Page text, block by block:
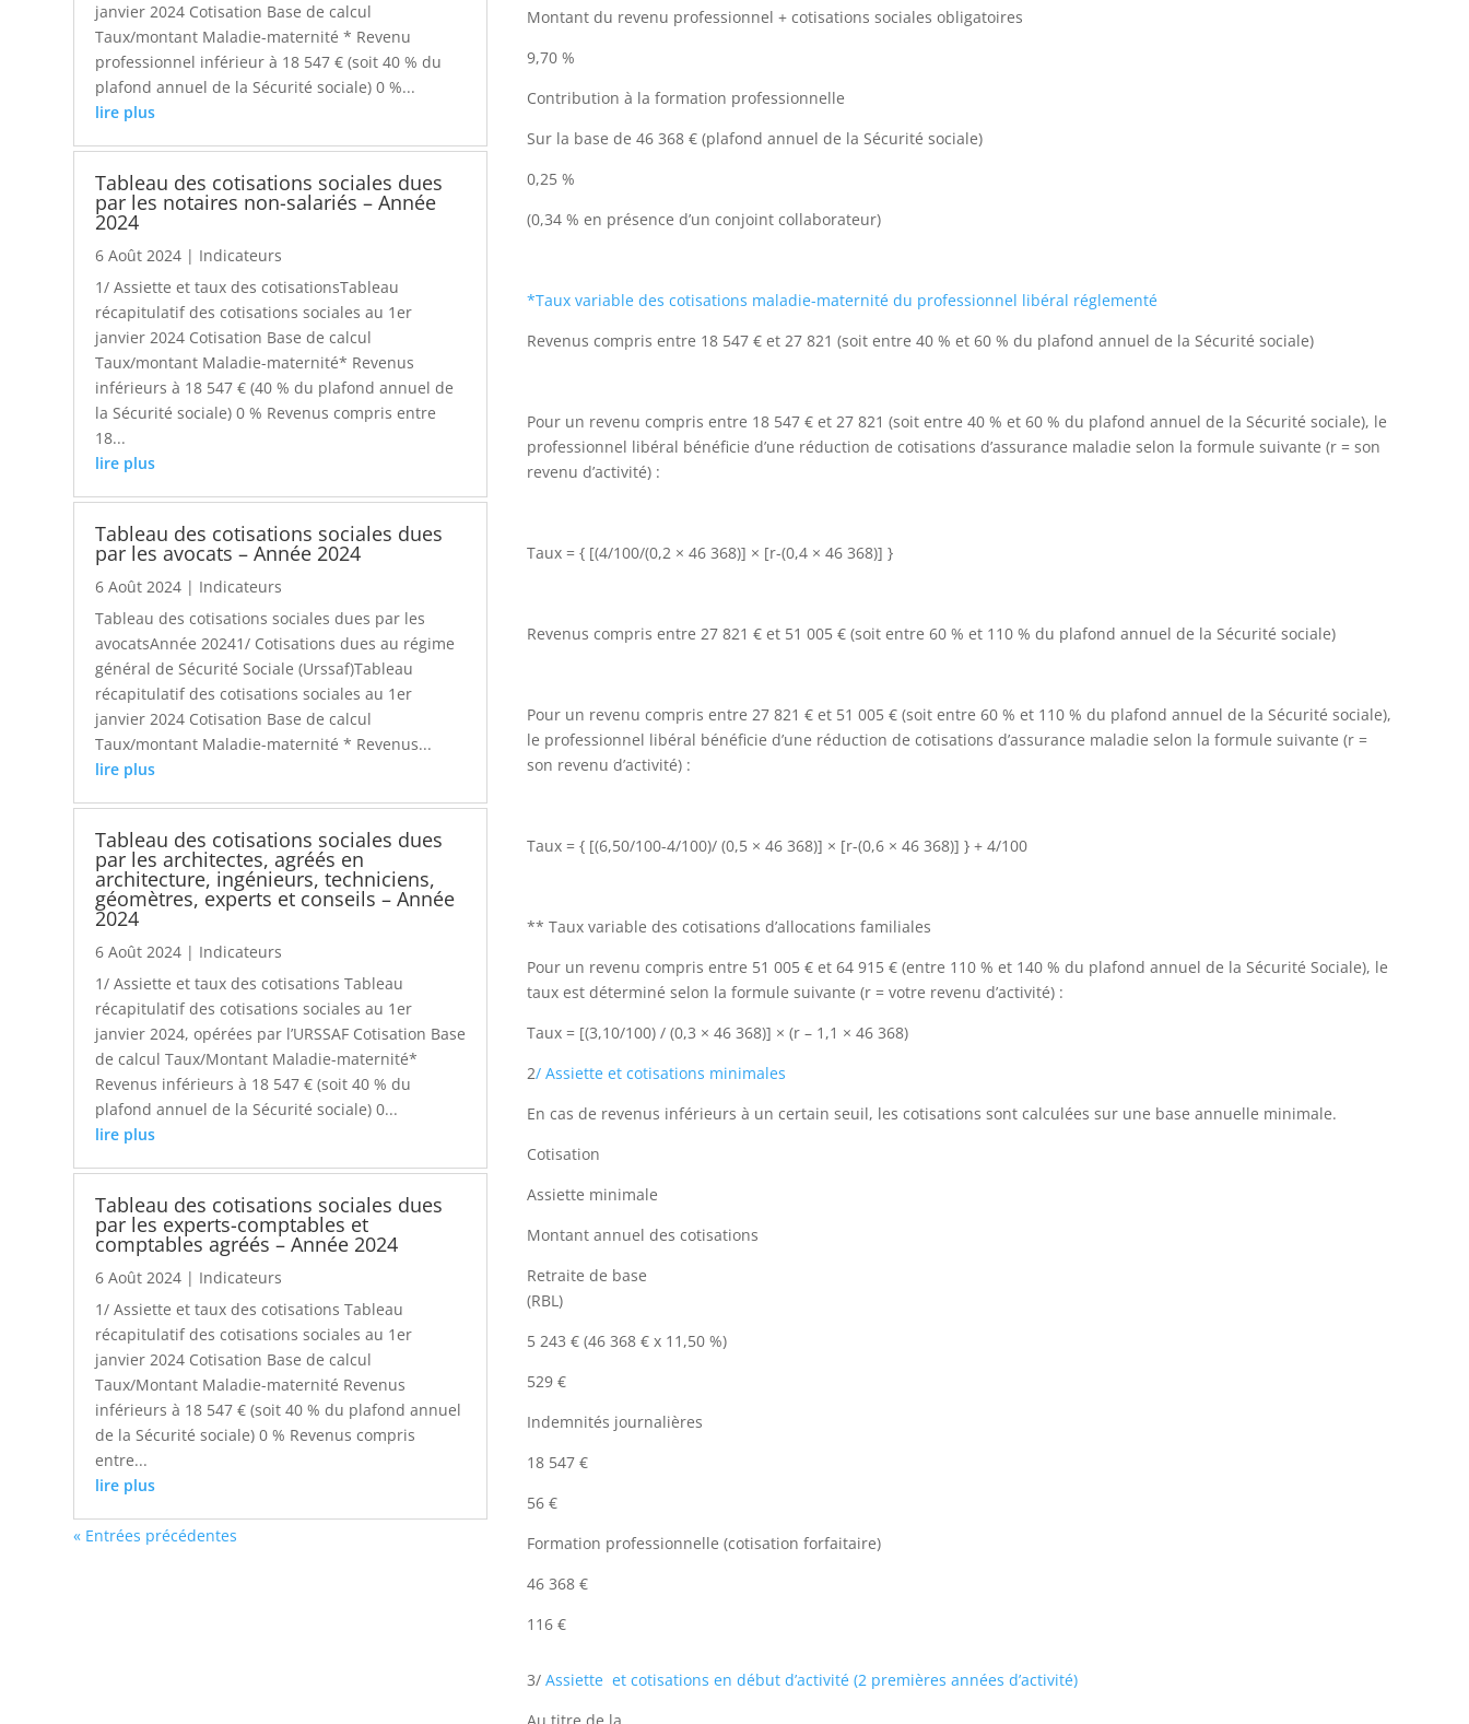
janvier 2024 Cotisation Base de calcul
Taux/montant Maladie-maternité * Revenu
professionnel inférieur à 18 547 € (soit 40 % du
plafond annuel de la Sécurité sociale) 0 %...
lire plus
Tableau des cotisations sociales dues
par les notaires non-salariés – Année
2024
6 Août 2024 | Indicateurs
1/ Assiette et taux des cotisationsTableau
récapitulatif des cotisations sociales au 1er
janvier 2024 Cotisation Base de calcul
Taux/montant Maladie-maternité* Revenus
inférieurs à 18 547 € (40 % du plafond annuel de
la Sécurité sociale) 0 % Revenus compris entre
18...
lire plus
Tableau des cotisations sociales dues
par les avocats – Année 2024
6 Août 2024 | Indicateurs
Tableau des cotisations sociales dues par les
avocatsAnnée 20241/ Cotisations dues au régime
général de Sécurité Sociale (Urssaf)Tableau
récapitulatif des cotisations sociales au 1er
janvier 2024 Cotisation Base de calcul
Taux/montant Maladie-maternité * Revenus...
lire plus
Tableau des cotisations sociales dues
par les architectes, agréés en
architecture, ingénieurs, techniciens,
géomètres, experts et conseils – Année
2024
6 Août 2024 | Indicateurs
1/ Assiette et taux des cotisations Tableau
récapitulatif des cotisations sociales au 1er
janvier 2024, opérées par l’URSSAF Cotisation Base
de calcul Taux/Montant Maladie-maternité*
Revenus inférieurs à 18 547 € (soit 40 % du
plafond annuel de la Sécurité sociale) 0...
lire plus
Tableau des cotisations sociales dues
par les experts-comptables et
comptables agréés – Année 2024
6 Août 2024 | Indicateurs
1/ Assiette et taux des cotisations Tableau
récapitulatif des cotisations sociales au 1er
janvier 2024 Cotisation Base de calcul
Taux/Montant Maladie-maternité Revenus
inférieurs à 18 547 € (soit 40 % du plafond annuel
de la Sécurité sociale) 0 % Revenus compris
entre...
lire plus
« Entrées précédentes
Montant du revenu professionnel + cotisations sociales obligatoires
9,70 %
Contribution à la formation professionnelle
Sur la base de 46 368 € (plafond annuel de la Sécurité sociale)
0,25 %
(0,34 % en présence d’un conjoint collaborateur)
*Taux variable des cotisations maladie-maternité du professionnel libéral réglementé
Revenus compris entre 18 547 € et 27 821 (soit entre 40 % et 60 % du plafond annuel de la Sécurité sociale)
Pour un revenu compris entre 18 547 € et 27 821 (soit entre 40 % et 60 % du plafond annuel de la Sécurité sociale), le
professionnel libéral bénéficie d’une réduction de cotisations d’assurance maladie selon la formule suivante (r = son
revenu d’activité) :
Taux = { [(4/100/(0,2 × 46 368)] × [r-(0,4 × 46 368)] }
Revenus compris entre 27 821 € et 51 005 € (soit entre 60 % et 110 % du plafond annuel de la Sécurité sociale)
Pour un revenu compris entre 27 821 € et 51 005 € (soit entre 60 % et 110 % du plafond annuel de la Sécurité sociale),
le professionnel libéral bénéficie d’une réduction de cotisations d’assurance maladie selon la formule suivante (r =
son revenu d’activité) :
Taux = { [(6,50/100-4/100)/ (0,5 × 46 368)] × [r-(0,6 × 46 368)] } + 4/100
** Taux variable des cotisations d’allocations familiales
Pour un revenu compris entre 51 005 € et 64 915 € (entre 110 % et 140 % du plafond annuel de la Sécurité Sociale), le
taux est déterminé selon la formule suivante (r = votre revenu d’activité) :
Taux = [(3,10/100) / (0,3 × 46 368)] × (r – 1,1 × 46 368)
2/ Assiette et cotisations minimales
En cas de revenus inférieurs à un certain seuil, les cotisations sont calculées sur une base annuelle minimale.
Cotisation
Assiette minimale
Montant annuel des cotisations
Retraite de base
(RBL)
5 243 € (46 368 € x 11,50 %)
529 €
Indemnités journalières
18 547 €
56 €
Formation professionnelle (cotisation forfaitaire)
46 368 €
116 €
3/Assiette et cotisations en début d’activité (2 premières années d’activité)
Au titre de la…